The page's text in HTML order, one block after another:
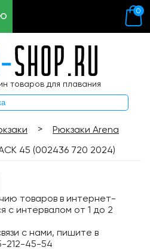
товаров для плавания
0
>
Рюкзаки Arena
45 (002436 720 2024)
товаров в интернет-
с интервалом от 1 до 2
с нами, пишите в
212-45-54